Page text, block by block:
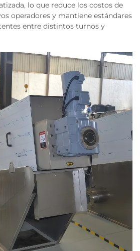
lo que reduce los costos de
operadores y mantiene estándares
entre distintos turnos y